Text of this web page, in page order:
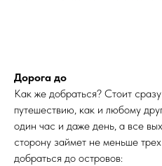
Дорога до
Как же добраться? Стоит
путешествию, как и любому
один час и даже день, а все
сторону займет не меньше
добраться до островов: